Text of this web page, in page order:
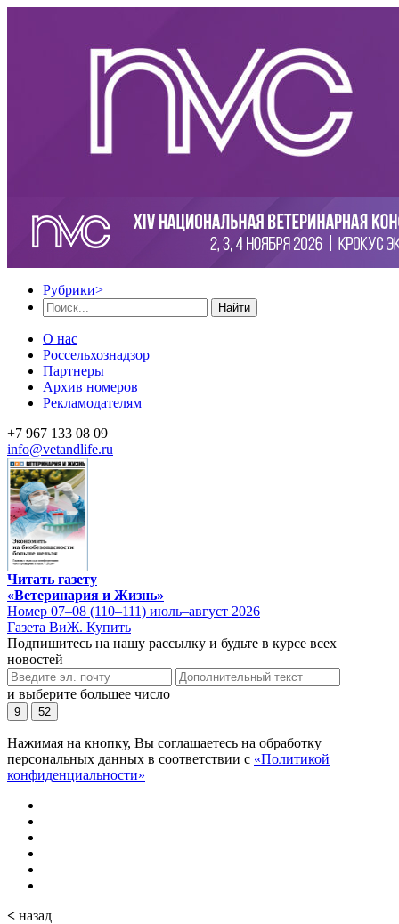
Рубрики>
Найти
О нас
Россельхознадзор
Партнеры
Архив номеров
Рекламодателям
+7 967 133 08 09
info@vetandlife.ru
Читать газету
«Ветеринария и Жизнь»
Номер 07–08 (110–111) июль–август 2026
Газета ВиЖ. Купить
Подпишитесь на нашу рассылку и будьте в курсе всех
новостей
и выберите большее число
9 52
Нажимая на кнопку, Вы соглашаетесь на обработку
персональных данных в соответствии с «Политикой
конфиденциальности»
< назад